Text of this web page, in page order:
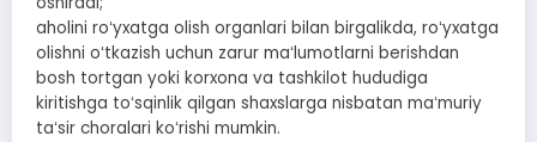
aholini roʻyxatga olish organlari bilan birgalikda, roʻyxatga
olishni oʻtkazish uchun zarur maʻlumotlarni berishdan
bosh tortgan yoki korxona va tashkilot hududiga
kiritishga toʻsqinlik qilgan shaxslarga nisbatan maʻmuriy
taʻsir choralari koʻrishi mumkin.